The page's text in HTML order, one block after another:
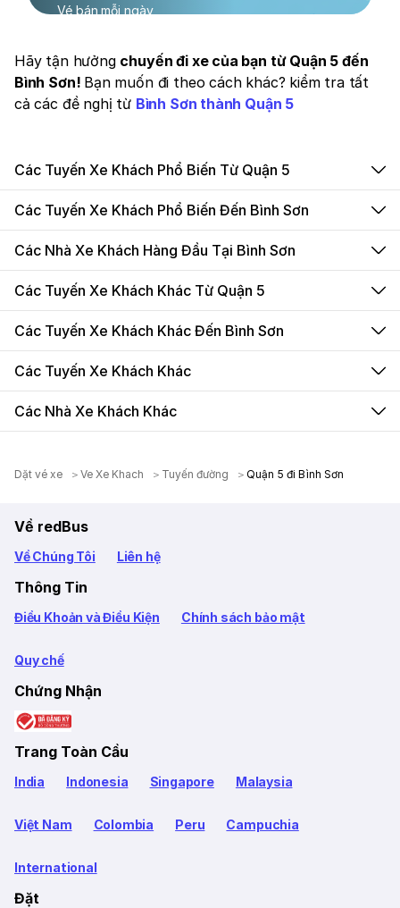
Vé bán mỗi ngày
Hãy tận hưởng chuyến đi xe của bạn từ Quận 5 đến
Bình Sơn! Bạn muốn đi theo cách khác? kiểm tra tất
cả các đề nghị từ Bình Sơn thành Quận 5
Các Tuyến Xe Khách Phổ Biến Từ Quận 5
Các Tuyến Xe Khách Phổ Biến Đến Bình Sơn
Các Nhà Xe Khách Hàng Đầu Tại Bình Sơn
Các Tuyến Xe Khách Khác Từ Quận 5
Các Tuyến Xe Khách Khác Đến Bình Sơn
Các Tuyến Xe Khách Khác
Các Nhà Xe Khách Khác
Dặt vé xe ＞Ve Xe Khach ＞ Tuyến đường ＞Quận 5 đi Bình Sơn
Về redBus
Về Chúng Tôi Liên hệ
Thông Tin
Điều Khoản và Điều Kiện Chính sách bảo mật
Quy chế
Chứng Nhận
Trang Toàn Cầu
India Indonesia Singapore Malaysia
Việt Nam Colombia Peru Campuchia
International
Đặt